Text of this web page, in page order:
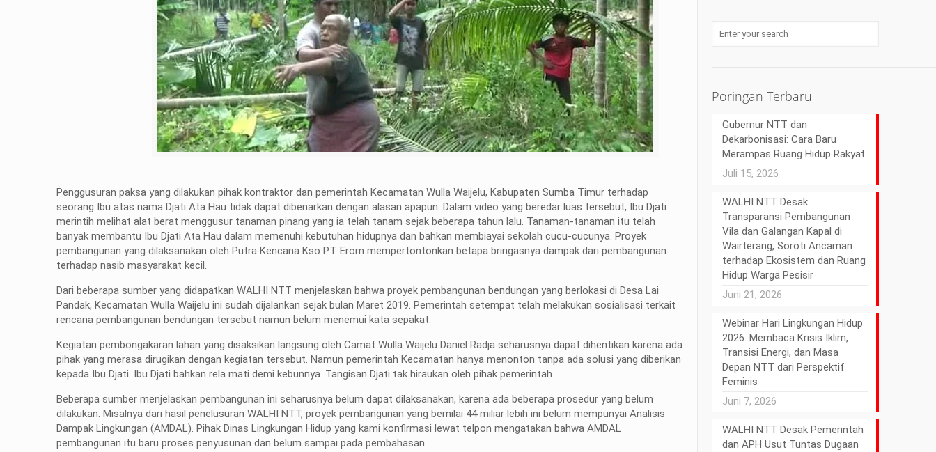
Penggusuran paksa yang dilakukan pihak kontraktor dan pemerintah Kecamatan Wulla Waijelu, Kabupaten Sumba Timur terhadap
seorang Ibu atas nama Djati Ata Hau tidak dapat dibenarkan dengan alasan apapun. Dalam video yang beredar luas tersebut, Ibu Djati
merintih melihat alat berat menggusur tanaman pinang yang ia telah tanam sejak beberapa tahun lalu. Tanaman-tanaman itu telah
banyak membantu Ibu Djati Ata Hau dalam memenuhi kebutuhan hidupnya dan bahkan membiayai sekolah cucu-cucunya. Proyek
pembangunan yang dilaksanakan oleh Putra Kencana Kso PT. Erom mempertontonkan betapa bringasnya dampak dari pembangunan
terhadap nasib masyarakat kecil.
Dari beberapa sumber yang didapatkan WALHI NTT menjelaskan bahwa proyek pembangunan bendungan yang berlokasi di Desa Lai
Pandak, Kecamatan Wulla Waijelu ini sudah dijalankan sejak bulan Maret 2019. Pemerintah setempat telah melakukan sosialisasi terkait
rencana pembangunan bendungan tersebut namun belum menemui kata sepakat.
Kegiatan pembongakaran lahan yang disaksikan langsung oleh Camat Wulla Waijelu Daniel Radja seharusnya dapat dihentikan karena ada
pihak yang merasa dirugikan dengan kegiatan tersebut. Namun pemerintah Kecamatan hanya menonton tanpa ada solusi yang diberikan
kepada Ibu Djati. Ibu Djati bahkan rela mati demi kebunnya. Tangisan Djati tak hiraukan oleh pihak pemerintah.
Beberapa sumber menjelaskan pembangunan ini seharusnya belum dapat dilaksanakan, karena ada beberapa prosedur yang belum
dilakukan. Misalnya dari hasil penelusuran WALHI NTT, proyek pembangunan yang bernilai 44 miliar lebih ini belum mempunyai Analisis
Dampak Lingkungan (AMDAL). Pihak Dinas Lingkungan Hidup yang kami konfirmasi lewat telpon mengatakan bahwa AMDAL
pembangunan itu baru proses penyusunan dan belum sampai pada pembahasan.
Poringan Terbaru
Gubernur NTT dan
Dekarbonisasi: Cara Baru
Merampas Ruang Hidup Rakyat
Juli 15, 2026
WALHI NTT Desak
Transparansi Pembangunan
Vila dan Galangan Kapal di
Wairterang, Soroti Ancaman
terhadap Ekosistem dan Ruang
Hidup Warga Pesisir
Juni 21, 2026
Webinar Hari Lingkungan Hidup
2026: Membaca Krisis Iklim,
Transisi Energi, dan Masa
Depan NTT dari Perspektif
Feminis
Juni 7, 2026
WALHI NTT Desak Pemerintah
dan APH Usut Tuntas Dugaan